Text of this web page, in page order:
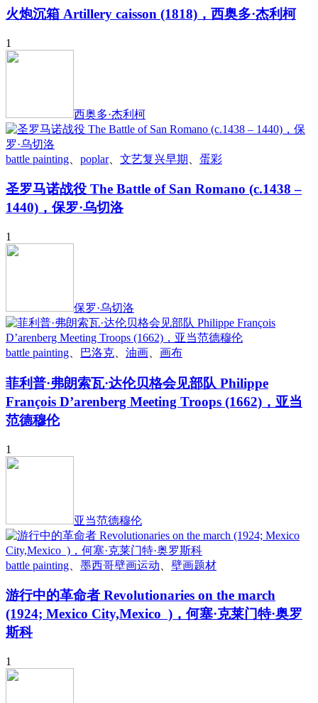
火炮沉箱 Artillery caisson (1818)，西奥多·杰利柯
1
西奥多·杰利柯
battle painting poplar、 文艺复兴早期 蛋彩
圣罗马诺战役 The Battle of San Romano (c.1438 –
1440)，保罗·乌切洛
1
保罗·乌切洛
battle painting 巴洛克 油画 画布
菲利普·弗朗索瓦·达伦贝格会见部队 Philippe
François D’arenberg Meeting Troops (1662)，亚当
范德穆伦
1
亚当范德穆伦
battle painting 墨西哥壁画运动 壁画题材
游行中的革命者 Revolutionaries on the march
(1924; Mexico City,Mexico )，何塞·克莱门特·奥罗
斯科
1